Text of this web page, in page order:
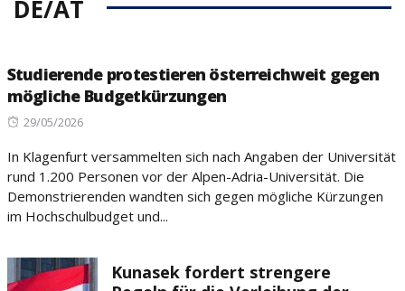
DE/AT
Studierende protestieren österreichweit gegen
mögliche Budgetkürzungen
Posted
29/05/2026
In Klagenfurt versammelten sich nach Angaben der Universität
rund 1.200 Personen vor der Alpen-Adria-Universität. Die
Demonstrierenden wandten sich gegen mögliche Kürzungen
im Hochschulbudget und...
Kunasek fordert strengere